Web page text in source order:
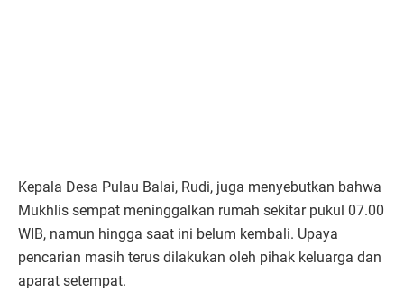
Kepala Desa Pulau Balai, Rudi, juga menyebutkan bahwa
Mukhlis sempat meninggalkan rumah sekitar pukul 07.00
WIB, namun hingga saat ini belum kembali. Upaya
pencarian masih terus dilakukan oleh pihak keluarga dan
aparat setempat.